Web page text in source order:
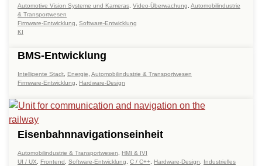
Automotive Vision Systeme und Kameras Video-Überwachung Automobilindustrie
& Transportwesen
Firmware-Entwicklung
Software-Entwicklung
KI
BMS-Entwicklung
Intelligente Stadt Energie Automobilindustrie & Transportwesen
Firmware-Entwicklung
Hardware-Design
Eisenbahnnavigationseinheit
Automobilindustrie & Transportwesen
HMI & IVI
UI / UX
Frontend Software-Entwicklung C / C++ Hardware-Design
Industrielles